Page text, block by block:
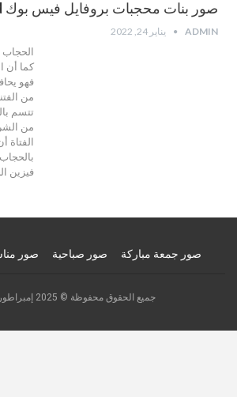
صور بنات محجبات بروفايل فيس بوك hd
ADMIN يناير 24, 2022
كما أن
فهو
من
تتسم
من
الفتاة
فيزين
صور جمعة مباركة صور صباحية صور
جميع الحقوق محفوظة © 2025 إمبراطورية الصور